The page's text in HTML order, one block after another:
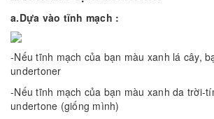
a.Dựa vào tĩnh mạch :
-Nếu tĩnh mạch của bạn màu xanh lá cây,
undertoner
-Nếu tĩnh mạch của bạn màu xanh da trời-
undertone (giống mình)